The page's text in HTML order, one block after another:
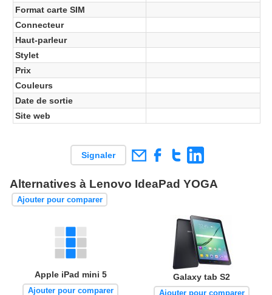
Format carte SIM
Connecteur
Haut-parleur
Stylet
Prix
Couleurs
Date de sortie
Site web
Signaler
Alternatives à Lenovo IdeaPad YOGA
Ajouter pour comparer
Apple iPad mini 5
Ajouter pour comparer
Galaxy tab S2
Ajouter pour comparer